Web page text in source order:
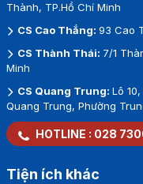
Thành, TP.Hồ Chí Minh
CS Cao Thắng: 93 Cao
CS Thành Thái: 7/1
Minh
CS Quang Trung: Lô
Quang Trung, Phường
HOTLINE : 028
Tiện ích khác